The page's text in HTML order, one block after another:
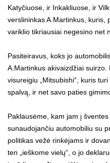
Katyčiuose, ir Inkakliuose, ir
verslininkas A.Martinkus, kuris,
variklio tikriausiai negesino net
Pasiteiravus, koks jo
A.Martinkus akivaizdžiai
visureigiu „Mitsubishi“, kuris
spalvą, ir net savo paties
Paklausėme, kam jam į
sunaudojančiu automobiliu su
politikas vežė rinkėjams ir
ten „ieškome vielų“, o jo